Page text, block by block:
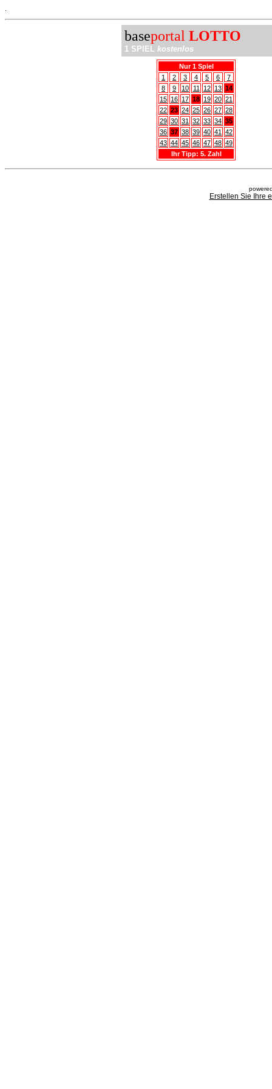
baseportal LOTTO
1 SPIEL kostenlos
Nur 1 Spiel
1
2 3 4 5 6
7
8
9 10 11 12 13 14
15 16 17 18 19 20 21
22 23 24 25 26 27 28
29 30 31 32 33 34 35
36 37 38 39 40 41
42
43 44 45 46 47 48 49
Ihr Tipp: 5. Zahl
Erstellen Sie Ihre